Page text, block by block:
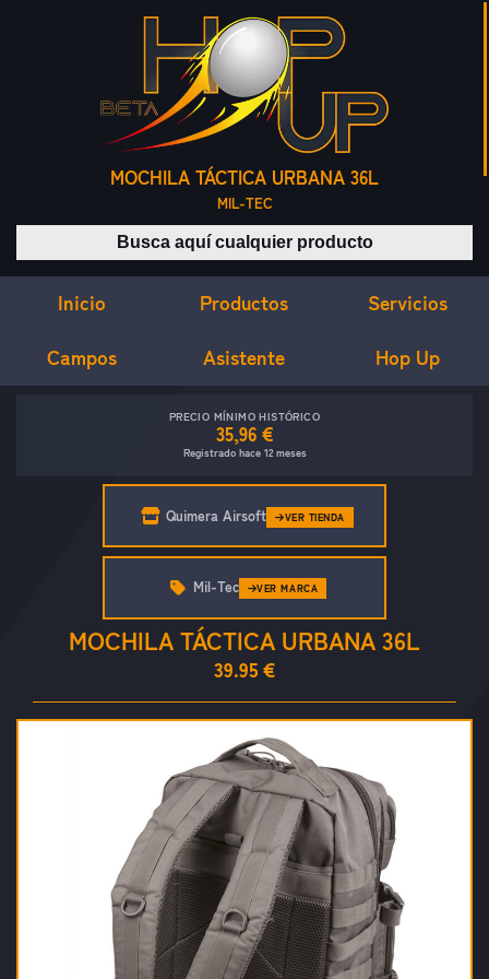
MOCHILA TÁCTICA URBANA 36L
MIL-TEC
Buscar productos
Inicio Productos Servicios
Campos Asistente Hop Up
PRECIO MÍNIMO HISTÓRICO
35,96 €
Registrado hace 12 meses
Quimera Airsoft VER TIENDA
MOCHILA TÁCTICA URBANA 36L
39.95 €
Mil-Tec VER MARCA